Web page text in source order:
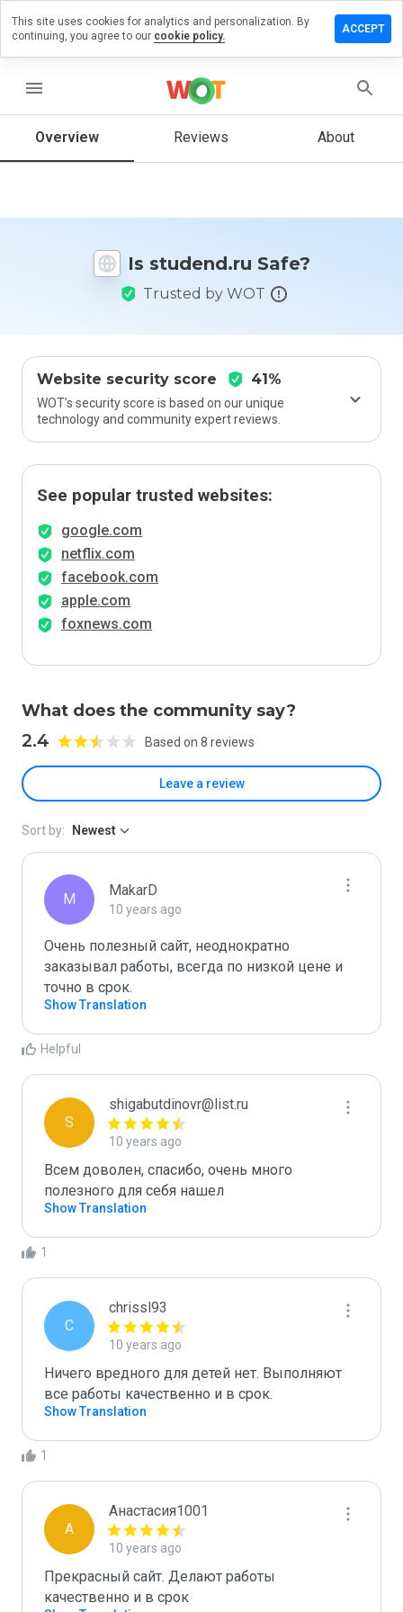
menu
Overview Reviews About
Is studend.ru Safe?
Trusted by WOT
Website security score 41%
WOT’s security score is based on our unique
technology and community expert reviews.
See popular trusted websites:
google.com
netflix.com
facebook.com
apple.com
foxnews.com
What does the community say?
2.4 Based on 8 reviews
Leave a review
a
on
How
rate
Sort by: Newest
M
MakarD
10 years ago
Очень полезный сайт, неоднократно
заказывал работы, всегда по низкой цене и
точно в срок.
Show Translation
Helpful
S
shigabutdinovr@list.ru
10 years ago
Всем доволен, спасибо, очень много
полезного для себя нашел
Show Translation
1
C
chrissl93
10 years ago
Ничего вредного для детей нет. Выполняют
все работы качественно и в срок.
Show Translation
1
А
Анастасия1001
10 years ago
Прекрасный сайт. Делают работы
качественно и в срок
This site uses cookies for analytics and personalization. By
continuing, you agree to our cookie policy.
ACCEPT